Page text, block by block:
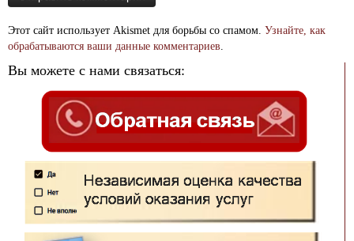
Этот сайт использует Akismet для борьбы со спамом. Узнайте, как
обрабатываются ваши данные комментариев.
Вы можете с нами связаться: